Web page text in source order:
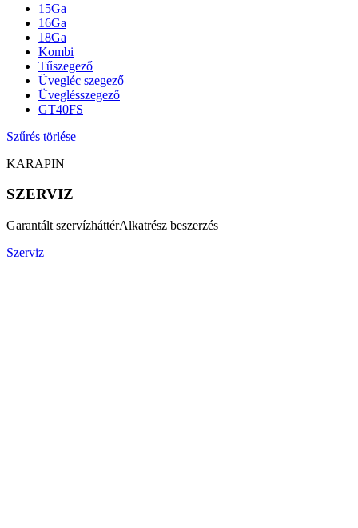
Kapcsolat
15Ga
16Ga
18Ga
Kombi
Tűszegező
Üvegléc szegező
Üveglésszegező
GT40FS
Szűrés törlése
KARAPIN
SZERVIZ
Garantált szervízháttérAlkatrész beszerzés
Szerviz